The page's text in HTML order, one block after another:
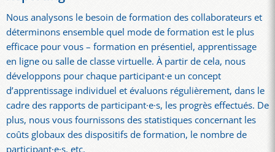
Nous analysons le besoin de formation des collaborateurs et
déterminons ensemble quel mode de formation est le plus
efficace pour vous – formation en présentiel, apprentissage
en ligne ou salle de classe virtuelle. À partir de cela, nous
développons pour chaque participant·e un concept
d’apprentissage individuel et évaluons régulièrement, dans le
cadre des rapports de participant·e·s, les progrès effectués. De
plus, nous vous fournissons des statistiques concernant les
coûts globaux des dispositifs de formation, le nombre de
participant·e·s, etc.